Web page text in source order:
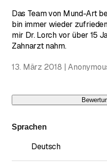
Das Team von Mund-Art
bin immer wieder
mir Dr. Lorch vor über 15
Zahnarzt nahm.
13. März 2018 |
Sprachen
Deutsch